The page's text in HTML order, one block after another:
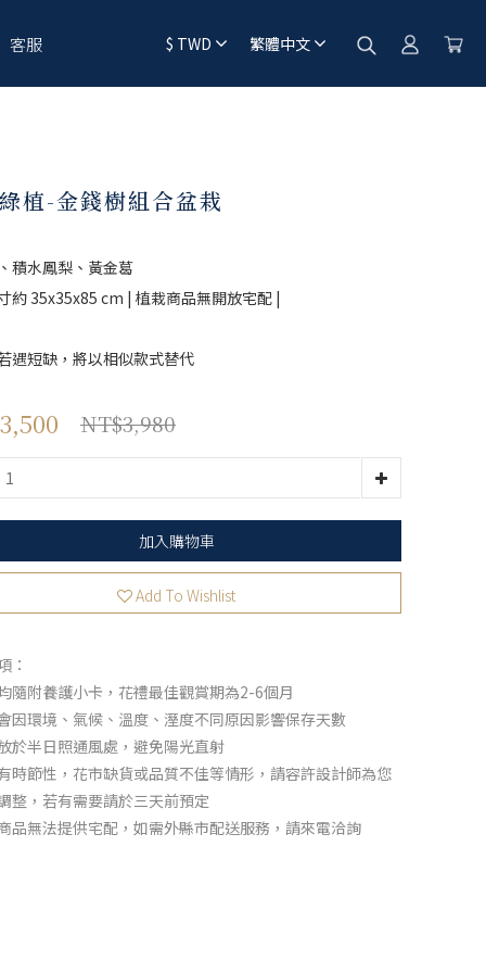
客服 $ TWD 繁體中文
植-金錢樹組合盆栽
積水鳳梨、黃金葛
約 35x35x85 cm | 植栽商品無開放宅配 |
遇短缺，將以相似款式替代
NT$3,980
加入購物車
Add To Wishlist
：
隨附養護小卡，花禮最佳觀賞期為2-6個月
因環境、氣候、溫度、溼度不同原因影響保存天數
於半日照通風處，避免陽光直射
時節性，花市缺貨或品質不佳等情形，請容許設計師為您
整，若有需要請於三天前預定
品無法提供宅配，如需外縣市配送服務，請來電洽詢